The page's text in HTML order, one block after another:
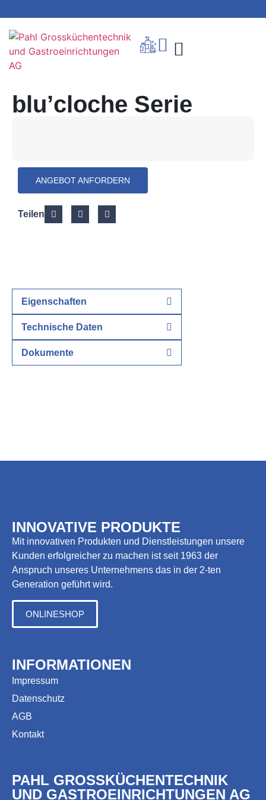
blu’cloche Serie
ANGEBOT ANFORDERN
Teilen
Eigenschaften
Technische Daten
Dokumente
INNOVATIVE PRODUKTE
Mit innovativen Produkten und Dienstleistungen unsere
Kunden erfolgreicher zu machen ist seit 1963 der
Anspruch unseres Unternehmens das in der 2-ten
Generation geführt wird.
ONLINESHOP
INFORMATIONEN
Impressum
Datenschutz
AGB
Kontakt
PAHL GROSSKÜCHENTECHNIK
UND GASTROEINRICHTUNGEN AG